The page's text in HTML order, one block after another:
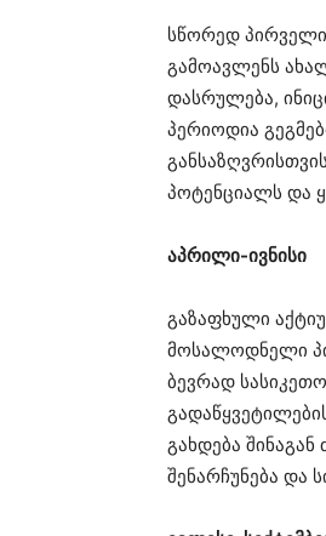
სწორედ
გამოავლენს
დასრულება,
პერიოდია
პოტენციალს და
აპრილი-ივნისი
გაზაფხული
მოსალოდნელი
ბევრად
გახდება
შენარჩუნება და